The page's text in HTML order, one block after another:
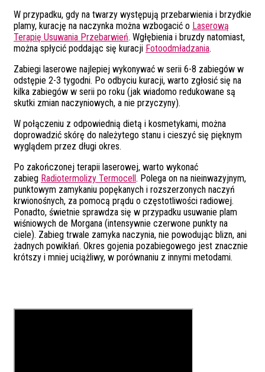
W przypadku, gdy na twarzy występują przebarwienia i brzydkie
plamy, kurację na naczynka można wzbogacić o Laserową
Terapię Usuwania Przebarwień. Wgłębienia i bruzdy natomiast,
można spłycić poddając się kuracji Fotoodmładzania.
Zabiegi laserowe najlepiej wykonywać w serii 6-8 zabiegów w
odstępie 2-3 tygodni. Po odbyciu kuracji, warto zgłosić się na
kilka zabiegów w serii po roku (jak wiadomo redukowane są
skutki zmian naczyniowych, a nie przyczyny).
W połączeniu z odpowiednią dietą i kosmetykami, można
doprowadzić skórę do należytego stanu i cieszyć się pięknym
wyglądem przez długi okres.
Po zakończonej terapii laserowej, warto wykonać
zabieg Radiotermolizy Termocell. Polega on na nieinwazyjnym,
punktowym zamykaniu popękanych i rozszerzonych naczyń
krwionośnych, za pomocą prądu o częstotliwości radiowej.
Ponadto, świetnie sprawdza się w przypadku usuwanie plam
wiśniowych de Morgana (intensywnie czerwone punkty na
ciele). Zabieg trwale zamyka naczynia, nie powodując blizn, ani
żadnych powikłań. Okres gojenia pozabiegowego jest znacznie
krótszy i mniej uciążliwy, w porównaniu z innymi metodami.